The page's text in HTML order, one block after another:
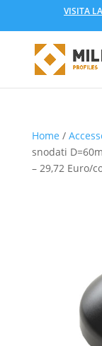
VISITA
Products
search
Home /
snodati
– 29,72 Euro/